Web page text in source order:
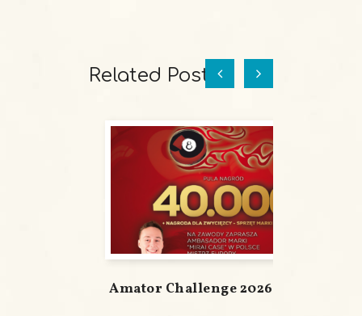
Related Posts
Amator Challenge 2026